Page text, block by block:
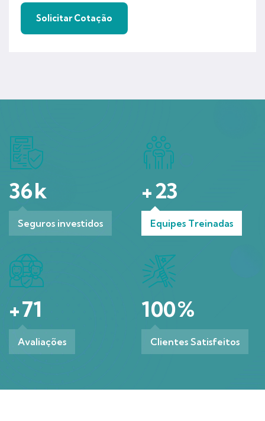
36k
Seguros investidos
+23
Equipes Treinadas
+71
Avaliações
100%
Clientes Satisfeitos